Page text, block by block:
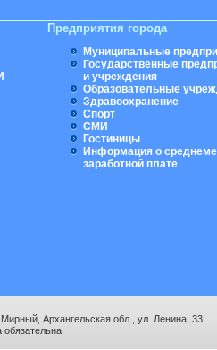
Предприятия города
Муниципальные
Государственные
и учреждения
Образовательные
Здравоохранение
Спорт
СМИ
Гостиницы
Информация о
заработной плате
Архангельская обл., ул. Ленина, 33.